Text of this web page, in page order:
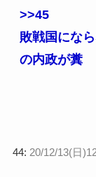
>>45
敗戦国にな
の内政が糞
44: 20/12/13(日